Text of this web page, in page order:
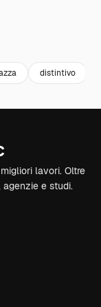
distintivo
lavori. Oltre
agenzie e studi.